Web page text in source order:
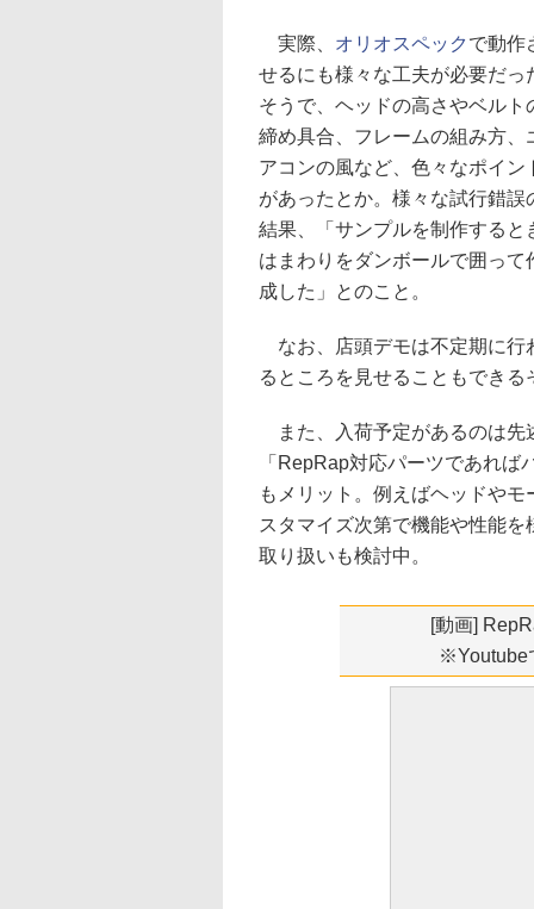
実際、 オリオスペック で動作
せるにも様々な工夫が必要だっ
そうで、ヘッドの高さやベルト
締め具合、フレームの組み方、
アコンの風など、色々なポイン
があったとか。様々な試行錯誤
結果、「サンプルを制作すると
はまわりをダンボールで囲って
成した」とのこと。
なお、店頭デモは不定期に行
るところを見せることもできる
また、入荷予定があるのは先
「RepRap対応パーツであれ
もメリット。例えばヘッドや
スタマイズ次第で機能や性能
取り扱いも検討中。
[動画]
※Youtube